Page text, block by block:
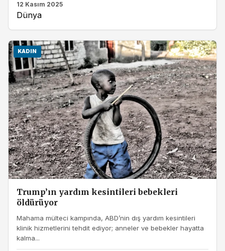
12 Kasım 2025
Dünya
KADIN
Trump’ın yardım kesintileri bebekleri
öldürüyor
Mahama mülteci kampında, ABD’nin dış yardım kesintileri
klinik hizmetlerini tehdit ediyor; anneler ve bebekler hayatta
kalma...